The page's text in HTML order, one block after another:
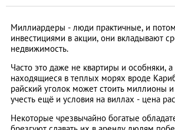
Миллиардеры - люди практичные, и
инвестициями в акции, они вкладывают
недвижимость.
Часто это даже не квартиры и особняки,
находящиеся в теплых морях вроде
райский уголок может стоить миллионы
учесть ещё и условия на виллах - цена
Некоторые чрезвычайно богатые